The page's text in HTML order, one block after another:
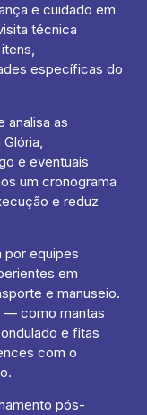
e cuidado em
técnica
específicas do
analisa as
e eventuais
um cronograma
e reduz
por equipes
em
e manuseio.
— como mantas
e fitas
com o
pós-